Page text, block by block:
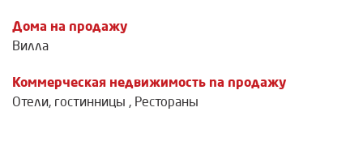
Дома на продажу
Вилла
Коммерческая недвижимость na продажу
Отели, гостинницы , Рестораны